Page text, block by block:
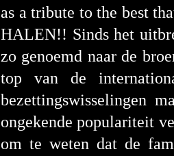
as a tribute to the best
HALEN!! Sinds het
zo genoemd naar de
top van de
bezettingswisselingen
ongekende populariteit
om te weten dat de